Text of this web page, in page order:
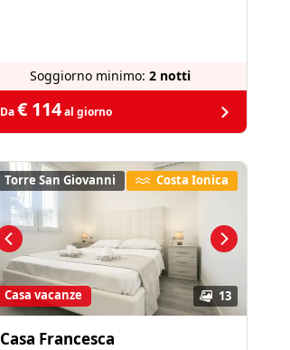
Soggiorno minimo: 2 notti
Da€ 114al giorno
13
Torre San Giovanni Costa Ionica
Casa vacanze
Casa Francesca